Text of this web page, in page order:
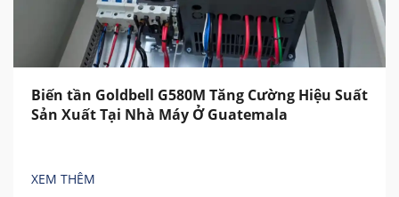
Biến tần Goldbell G580M Tăng Cường Hiệu Suất
Sản Xuất Tại Nhà Máy Ở Guatemala
XEM THÊM